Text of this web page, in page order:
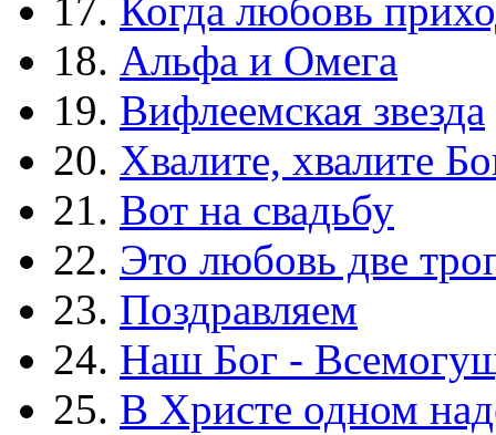
17. Когда любовь
18. Альфа и Омега
19. Вифлеемская звезда
20. Хвалите, хвалите
21. Вот на свадьбу
22. Это любовь две
23. Поздравляем
24. Наш Бог -
25. В Христе одном